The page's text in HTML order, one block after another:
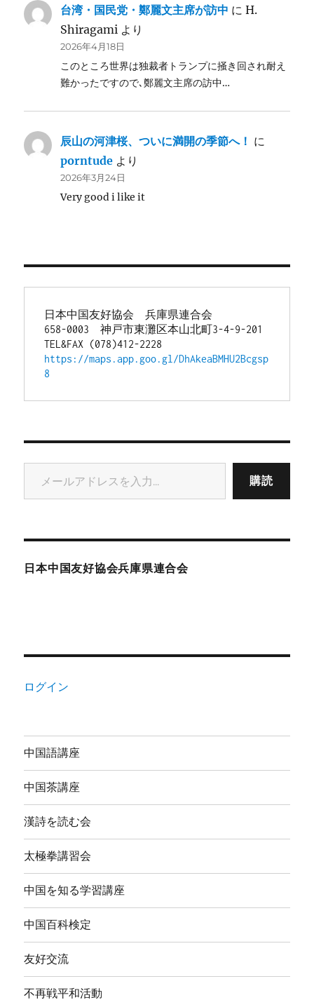
台湾・国民党・鄭麗文主席が訪中 にH.
Shiragami より
2026年4月18日
このところ世界は独裁者トランプに掻き回され耐え
難かったですので､鄭麗文主席の訪中…
辰山の河津桜、ついに満開の季節へ！ に
porntude より
2026年3月24日
Very good i like it
日本中国友好協会　兵庫県連合会
658-0003　神戸市東灘区本山北町3-4-9-201
TEL&FAX (078)412-2228
https://maps.app.goo.gl/DhAkeaBMHU2Bcgsp
8
メールアドレスを入力...
購読
日本中国友好協会兵庫県連合会
ログイン
中国語講座
中国茶講座
漢詩を読む会
太極拳講習会
中国を知る学習講座
中国百科検定
友好交流
不再戦平和活動